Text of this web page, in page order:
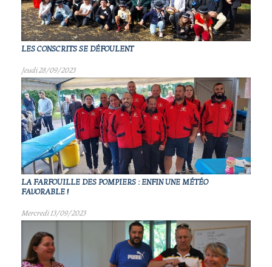
LES CONSCRITS SE DÉFOULENT
Jeudi 28/09/2023
LA FARFOUILLE DES POMPIERS : ENFIN UNE MÉTÉO
FAVORABLE !
Mercredi 13/09/2023